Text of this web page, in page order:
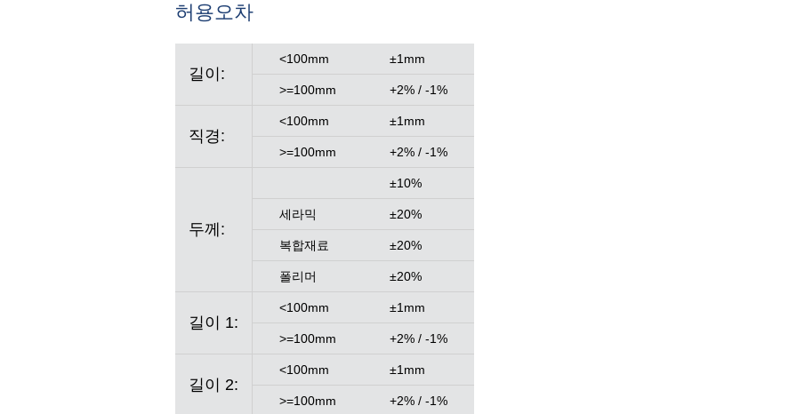
허용오차
길이:
<100mm ±1mm
>=100mm +2% / -1%
직경:
<100mm ±1mm
>=100mm +2% / -1%
두께:
±10%
세라믹 ±20%
복합재료 ±20%
폴리머 ±20%
길이 1:
<100mm ±1mm
>=100mm +2% / -1%
길이 2:
<100mm ±1mm
>=100mm +2% / -1%